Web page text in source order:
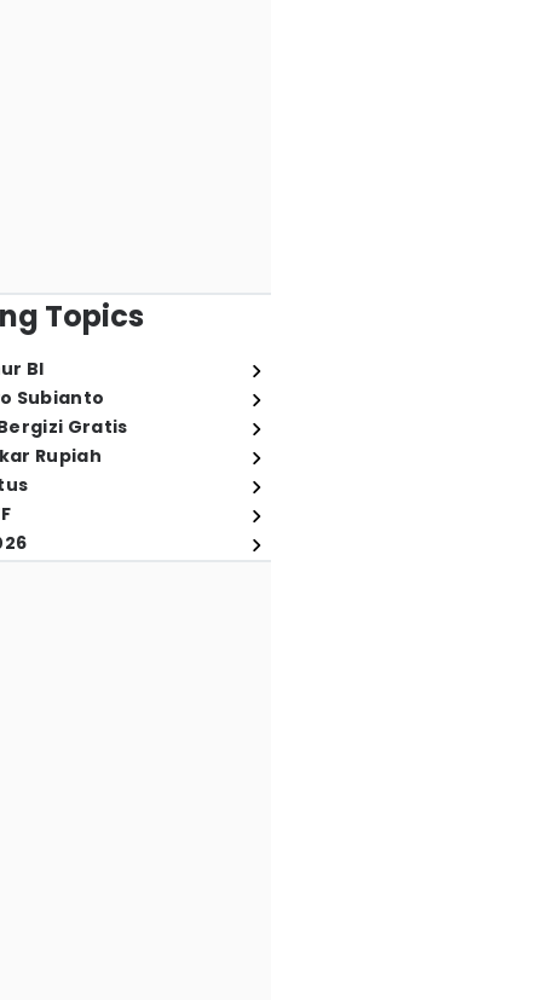
Topics
BI
Subianto
Gratis
Rupiah